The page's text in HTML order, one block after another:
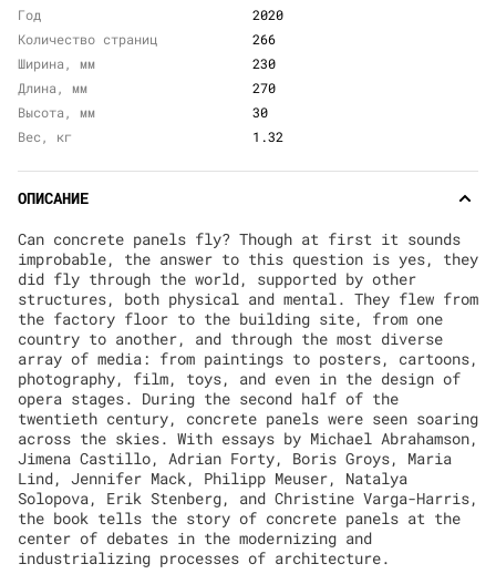
Год
2020
Количество страниц
266
Ширина, мм
230
Длина, мм
270
Высота, мм
30
Вес, кг
1.32
ОПИСАНИЕ
Can concrete panels fly? Though at first it sounds
improbable, the answer to this question is yes, they
did fly through the world, supported by other
structures, both physical and mental. They flew from
the factory floor to the building site, from one
country to another, and through the most diverse
array of media: from paintings to posters, cartoons,
photography, film, toys, and even in the design of
opera stages. During the second half of the
twentieth century, concrete panels were seen soaring
across the skies. With essays by Michael Abrahamson,
Jimena Castillo, Adrian Forty, Boris Groys, Maria
Lind, Jennifer Mack, Philipp Meuser, Natalya
Solopova, Erik Stenberg, and Christine Varga-Harris,
the book tells the story of concrete panels at the
center of debates in the modernizing and
industrializing processes of architecture.